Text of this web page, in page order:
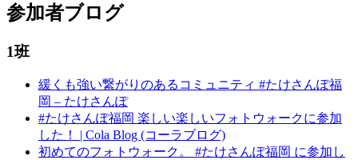
参加者ブログ
1班
緩くも強い繋がりのあるコミュニティ #たけさんぽ福
岡 – たけさんぽ
#たけさんぽ福岡 楽しい楽しいフォトウォークに参加
した！ | Cola Blog (コーラブログ)
初めてのフォトウォーク。 #たけさんぽ福岡 に参加し